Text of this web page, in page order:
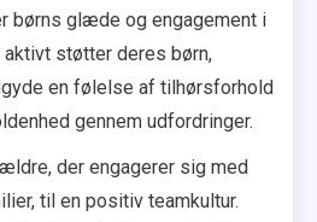
børns glæde og engagement i
støtter deres børn,
en følelse af tilhørsforhold
gennem udfordringer.
der engagerer sig med
til en positiv teamkultur.